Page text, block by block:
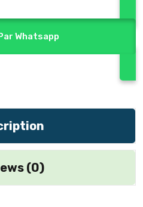
Whatsapp
(0)